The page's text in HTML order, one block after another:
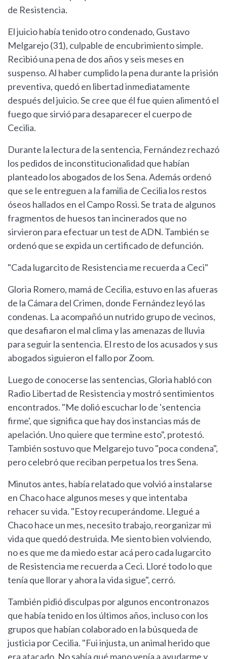
de Resistencia.
El juicio había tenido otro condenado, Gustavo
Melgarejo (31), culpable de encubrimiento simple.
Recibió una pena de dos años y seis meses en
suspenso. Al haber cumplido la pena durante la prisión
preventiva, quedó en libertad inmediatamente
después del juicio. Se cree que él fue quien alimentó el
fuego que sirvió para desaparecer el cuerpo de
Cecilia.
Durante la lectura de la sentencia, Fernández rechazó
los pedidos de inconstitucionalidad que habían
planteado los abogados de los Sena. Además ordenó
que se le entreguen a la familia de Cecilia los restos
óseos hallados en el Campo Rossi. Se trata de algunos
fragmentos de huesos tan incinerados que no
sirvieron para efectuar un test de ADN. También se
ordenó que se expida un certificado de defunción.
"Cada lugarcito de Resistencia me recuerda a Ceci"
Gloria Romero, mamá de Cecilia, estuvo en las afueras
de la Cámara del Crimen, donde Fernández leyó las
condenas. La acompañó un nutrido grupo de vecinos,
que desafiaron el mal clima y las amenazas de lluvia
para seguir la sentencia. El resto de los acusados y sus
abogados siguieron el fallo por Zoom.
Luego de conocerse las sentencias, Gloria habló con
Radio Libertad de Resistencia y mostró sentimientos
encontrados. "Me dolió escuchar lo de 'sentencia
firme', que significa que hay dos instancias más de
apelación. Uno quiere que termine esto", protestó.
También sostuvo que Melgarejo tuvo "poca condena",
pero celebró que reciban perpetua los tres Sena.
Minutos antes, había relatado que volvió a instalarse
en Chaco hace algunos meses y que intentaba
rehacer su vida. "Estoy recuperándome. Llegué a
Chaco hace un mes, necesito trabajo, reorganizar mi
vida que quedó destruida. Me siento bien volviendo,
no es que me da miedo estar acá pero cada lugarcito
de Resistencia me recuerda a Ceci. Lloré todo lo que
tenía que llorar y ahora la vida sigue", cerró.
También pidió disculpas por algunos encontronazos
que había tenido en los últimos años, incluso con los
grupos que habían colaborado en la búsqueda de
justicia por Cecilia. "Fui injusta, un animal herido que
era atacado. No sabía qué mano venía a ayudarme y